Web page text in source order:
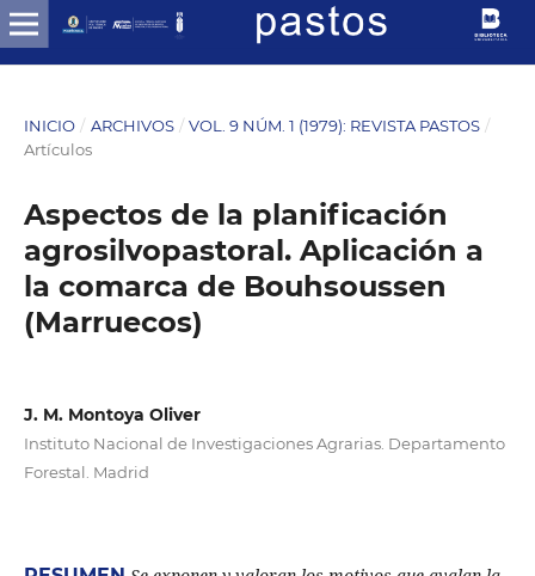
INICIO / ARCHIVOS / VOL. 9 NÚM. 1 (1979): REVISTA PASTOS /
Artículos
Aspectos de la planificación
agrosilvopastoral. Aplicación a
la comarca de Bouhsoussen
(Marruecos)
J. M. Montoya Oliver
Instituto Nacional de Investigaciones Agrarias. Departamento
Forestal. Madrid